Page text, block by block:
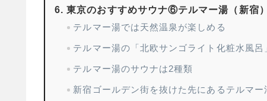
東京のおすすめサウナ⑥テルマー湯（新宿）
テルマー湯では天然温泉が楽しめる
テルマー湯の「北欧サンゴライト化粧水風呂
テルマー湯のサウナは2種類
新宿ゴールデン街を抜けた先にあるテルマー